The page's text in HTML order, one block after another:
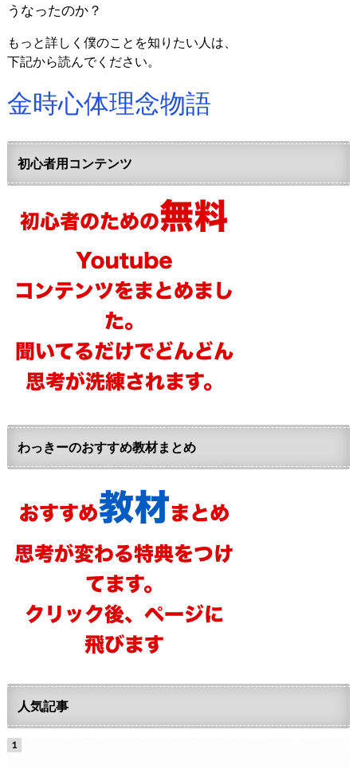
うなったのか？
もっと詳しく僕のことを知りたい人は、
下記から読んでください。
金時心体理念物語
初心者用コンテンツ
わっきーのおすすめ教材まとめ
人気記事